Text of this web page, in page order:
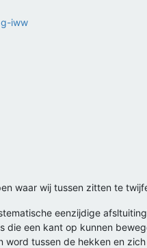
iww
waar wij tussen zitten te
eenzijdige
een kant op kunnen
tussen de hekken en